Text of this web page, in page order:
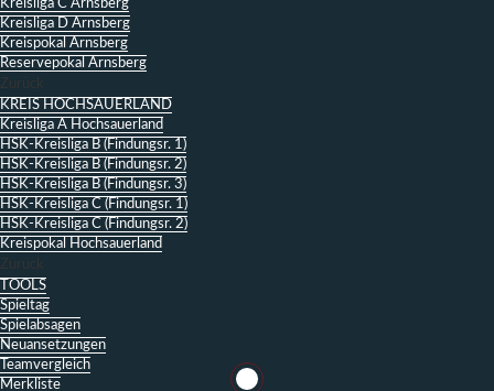
Kreisliga C Arnsberg
Kreisliga D Arnsberg
Kreispokal Arnsberg
Reservepokal Arnsberg
Zurück
KREIS HOCHSAUERLAND
Kreisliga A Hochsauerland
HSK-Kreisliga B (Findungsr. 1)
HSK-Kreisliga B (Findungsr. 2)
HSK-Kreisliga B (Findungsr. 3)
HSK-Kreisliga C (Findungsr. 1)
HSK-Kreisliga C (Findungsr. 2)
Kreispokal Hochsauerland
Zurück
TOOLS
Spieltag
Spielabsagen
Neuansetzungen
Teamvergleich
Merkliste